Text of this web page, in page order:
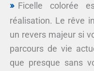
Ficelle colorée
réalisation. Le rêve
un revers majeur si
parcours de vie
que presque sans